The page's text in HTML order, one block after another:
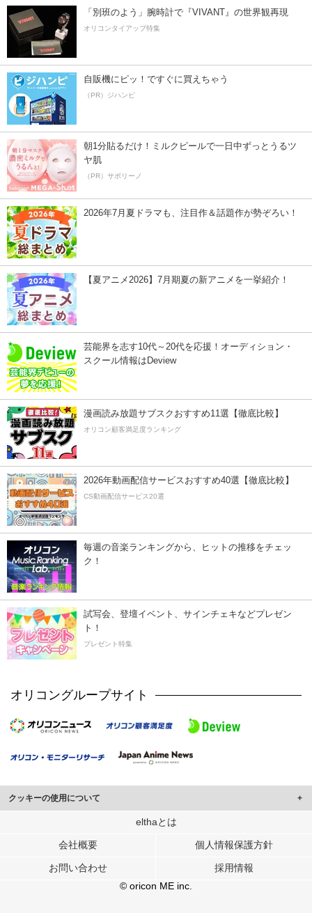
「別班のよう」腕時計で『VIVANT』の世界観再現
オリコンタイアップ特集
自販機にピッ！ですぐに買えちゃう
（PR）ジハンピ
朝1分貼るだけ！ミルクピールで一日中ずっとうるツ
ヤ肌
（PR）サボリーノ
2026年7月夏ドラマも、注目作＆話題作が勢ぞろい！
【夏アニメ2026】7月期夏の新アニメを一挙紹介！
芸能界を志す10代～20代を応援！オーディション・
スクール情報はDeview
漫画読み放題サブスクおすすめ11選【徹底比較】
オリコン顧客満足度ランキング
2026年動画配信サービスおすすめ40選【徹底比較】
CS動画配信サービス20選
毎週の音楽ランキングから、ヒットの推移をチェッ
ク！
試写会、登壇イベント、サインチェキなどプレゼン
ト！
プレゼント特集
オリコングループサイト
クッキーの使用について
このサイトでは Cookie を使用して、ユーザーに合わせたコンテンツや広告の
行っています。
メディアや広告配信、データ解析の各パートナーに提供しています。
各パートナーは、この情報とユーザーが各パートナーに提供した他の情報や、
ユーザーが各パートナーのサービスを使用したときに収集した他の情報を組み
elthaとは
会社概要 個人情報保護方針
お問い合わせ
採用情報
© oricon ME inc.